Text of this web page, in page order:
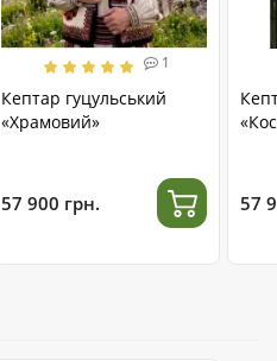
1
Кептар гуцульський
«Храмовий»
57 900 грн. 57